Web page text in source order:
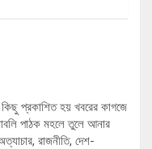
কিছু প্রকাশিত হয় খবরের কাগজে
পাঠক মহলে তুলে আনার
রাজনীতি, দেশ-